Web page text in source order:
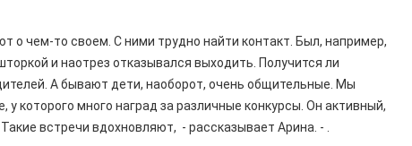
о чем-то своем. С ними трудно найти контакт. Был, например,
и наотрез отказывался выходить. Получится ли
А бывают дети, наоборот, очень общительные. Мы
у которого много наград за различные конкурсы. Он активный,
встречи вдохновляют, - рассказывает Арина. - .